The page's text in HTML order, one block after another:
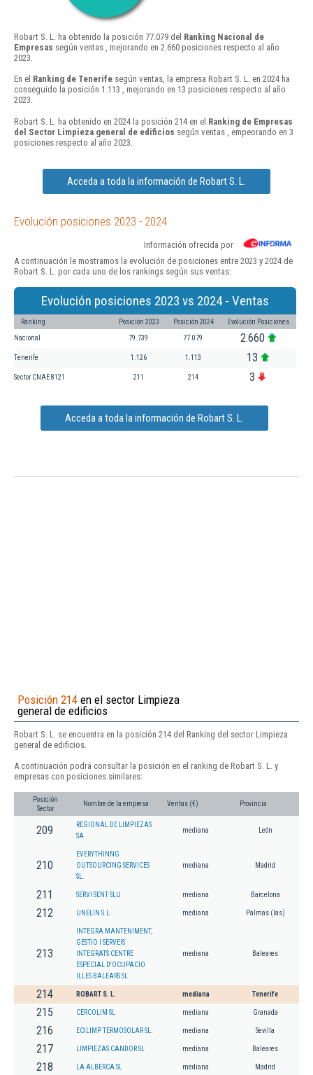
Robart S. L. ha obtenido la posición 77.079 del Ranking Nacional de
Empresas según ventas , mejorando en 2.660 posiciones respecto al año
2023.
En el Ranking de Tenerife según ventas, la empresa Robart S. L. en 2024 ha
conseguido la posición 1.113 , mejorando en 13 posiciones respecto al año
2023.
Robart S. L. ha obtenido en 2024 la posición 214 en el Ranking de Empresas
del Sector Limpieza general de edificios según ventas , empeorando en 3
posiciones respecto al año 2023.
Acceda a toda la información de Robart S. L.
Evolución posiciones 2023 - 2024
Información ofrecida por
A continuación le mostramos la evolución de posiciones entre 2023 y 2024 de
Robart S. L. por cada uno de los rankings según sus ventas:
Evolución posiciones 2023 vs 2024 - Ventas
Ranking Posición 2023 Posición 2024 Evolución Posiciones
Nacional 79.739 77.079 2.660
Tenerife 1.126 1.113 13
Sector CNAE 8121 211 214 3
Acceda a toda la información de Robart S. L.
Posición 214 en el sector Limpieza
general de edificios
Robart S. L. se encuentra en la posición 214 del Ranking del sector Limpieza
general de edificios.
A continuación podrá consultar la posición en el ranking de Robart S. L. y
empresas con posiciones similares:
Posición
Sector
Nombre de la empresa Ventas (€) Provincia
209
REGIONAL DE LIMPIEZAS
SA
mediana León
210
EVERYTHINNG
OUTSOURCING SERVICES
SL.
mediana Madrid
211 SERVI SENT SLU mediana Barcelona
212 UNELIN S.L. mediana Palmas (las)
213
INTEGRA MANTENIMENT,
GESTIO I SERVEIS
INTEGRATS CENTRE
ESPECIAL D'OCUPACIO
ILLES BALEARS SL.
mediana Baleares
214 ROBART S. L. mediana Tenerife
215 CERCOLIM SL mediana Granada
216 ECILIMP TERMOSOLAR SL. mediana Sevilla
217 LIMPIEZAS CANDOR SL mediana Baleares
218 LA ALBERCA SL mediana Madrid